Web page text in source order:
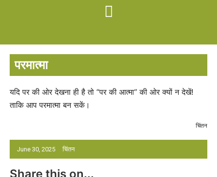
परमात्मा
June 30, 2025 चिंतन
यदि पर की ओर देखना ही है तो “पर की आत्मा” की ओर क्यों न देखें!
ताकि आप परमात्मा बन सकें।
चिंतन
Share this on...